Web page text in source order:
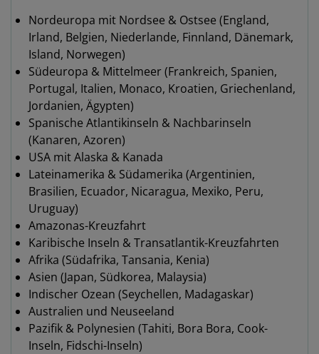
Nordeuropa mit Nordsee & Ostsee (England,
Irland, Belgien, Niederlande, Finnland, Dänemark,
Island, Norwegen)
Südeuropa & Mittelmeer (Frankreich, Spanien,
Portugal, Italien, Monaco, Kroatien, Griechenland,
Jordanien, Ägypten)
Spanische Atlantikinseln & Nachbarinseln
(Kanaren, Azoren)
USA mit Alaska & Kanada
Lateinamerika & Südamerika (Argentinien,
Brasilien, Ecuador, Nicaragua, Mexiko, Peru,
Uruguay)
Amazonas-Kreuzfahrt
Karibische Inseln & Transatlantik-Kreuzfahrten
Afrika (Südafrika, Tansania, Kenia)
Asien (Japan, Südkorea, Malaysia)
Indischer Ozean (Seychellen, Madagaskar)
Australien und Neuseeland
Pazifik & Polynesien (Tahiti, Bora Bora, Cook-
Inseln, Fidschi-Inseln)